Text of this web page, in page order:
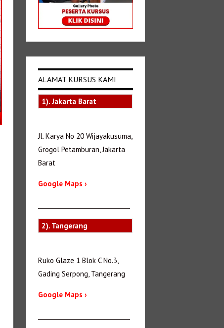
ALAMAT KURSUS KAMI
1). Jakarta Barat
Jl. Karya No 20 Wijayakusuma,
Grogol Petamburan, Jakarta
Barat
Google Maps ›
2). Tangerang
Ruko Glaze 1 Blok C No.3,
Gading Serpong, Tangerang
Google Maps ›